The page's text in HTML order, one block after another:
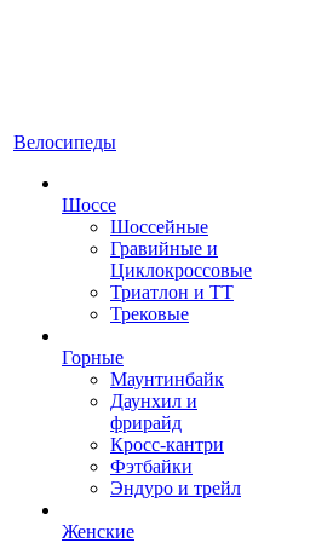
Велосипеды
Шоссе
Шоссейные
Гравийные и
Циклокроссовые
Триатлон и ТТ
Трековые
Горные
Маунтинбайк
Даунхил и
фрирайд
Кросс-кантри
Фэтбайки
Эндуро и трейл
Женские